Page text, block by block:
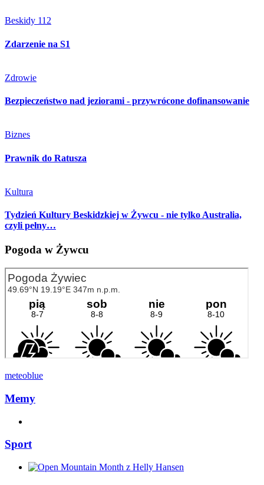
Beskidy 112
Zdarzenie na S1
Zdrowie
Bezpieczeństwo nad jeziorami - przywrócone dofinansowanie
Biznes
Prawnik do Ratusza
Kultura
Tydzień Kultury Beskidzkiej w Żywcu - nie tylko Australia,
czyli pełny…
Pogoda w Żywcu
meteoblue
Memy
Sport